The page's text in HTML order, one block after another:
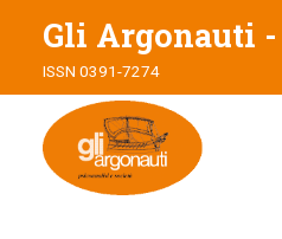
Gli Argonauti
ISSN 0391-7274